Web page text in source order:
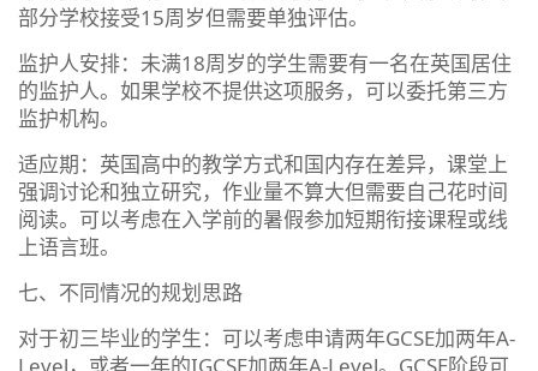
部分学校接受15周岁但需要单独评估。
监护人安排：未满18周岁的学生需要有一名在英国居住
的监护人。如果学校不提供这项服务，可以委托第三方
监护机构。
适应期：英国高中的教学方式和国内存在差异，课堂上
强调讨论和独立研究，作业量不算大但需要自己花时间
阅读。可以考虑在入学前的暑假参加短期衔接课程或线
上语言班。
七、不同情况的规划思路
对于初三毕业的学生：可以考虑申请两年GCSE加两年A-
Level，或者一年的IGCSE加两年A-Level。GCSE阶段可